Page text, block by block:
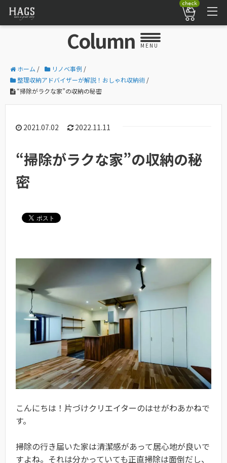
check
Column MENU
ホーム / リノベ事例 /
整理収納アドバイザーが解説！おしゃれ収納術 /
“掃除がラクな家”の収納の秘密
2021.07.02 2022.11.11
“掃除がラクな家”の収納の秘
密
こんにちは！片づけクリエイターのはせがわあかねで
す。
掃除の行き届いた家は清潔感があって居心地が良いで
すよね。それは分かっていても正直掃除は面倒だし、